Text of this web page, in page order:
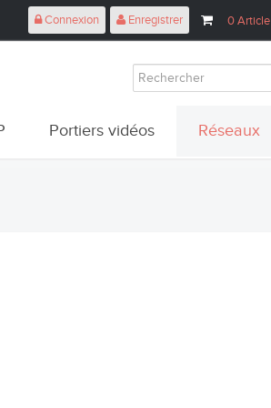
0Article
Connexion Enregistrer
Portiers vidéos Réseaux